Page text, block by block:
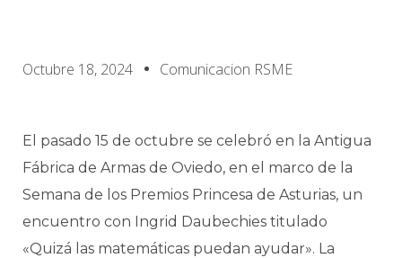
Octubre 18, 2024 Comunicacion RSME
El pasado 15 de octubre se celebró en la Antigua
Fábrica de Armas de Oviedo, en el marco de la
Semana de los Premios Princesa de Asturias, un
encuentro con Ingrid Daubechies titulado
«Quizá las matemáticas puedan ayudar». La